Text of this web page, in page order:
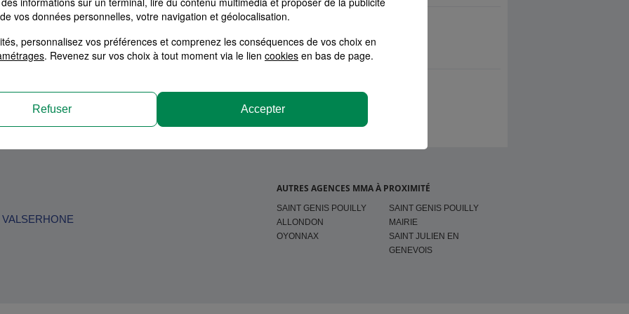
VALSERHONE
AUTRES AGENCES MMA À PROXIMITÉ
SAINT GENIS POUILLY
ALLONDON
SAINT GENIS POUILLY
MAIRIE
OYONNAX
SAINT JULIEN EN
GENEVOIS
vos données personnelles, votre navigation et géolocalisation.
personnalisez vos préférences et comprenez les conséquences de vos choix en
. Revenez sur vos choix à tout moment via le lien cookies en bas de page.
Refuser Accepter